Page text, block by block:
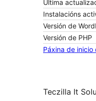
Última
Instalacións
Versión de
Versión de PHP
Páxina de inicio
Teczilla It